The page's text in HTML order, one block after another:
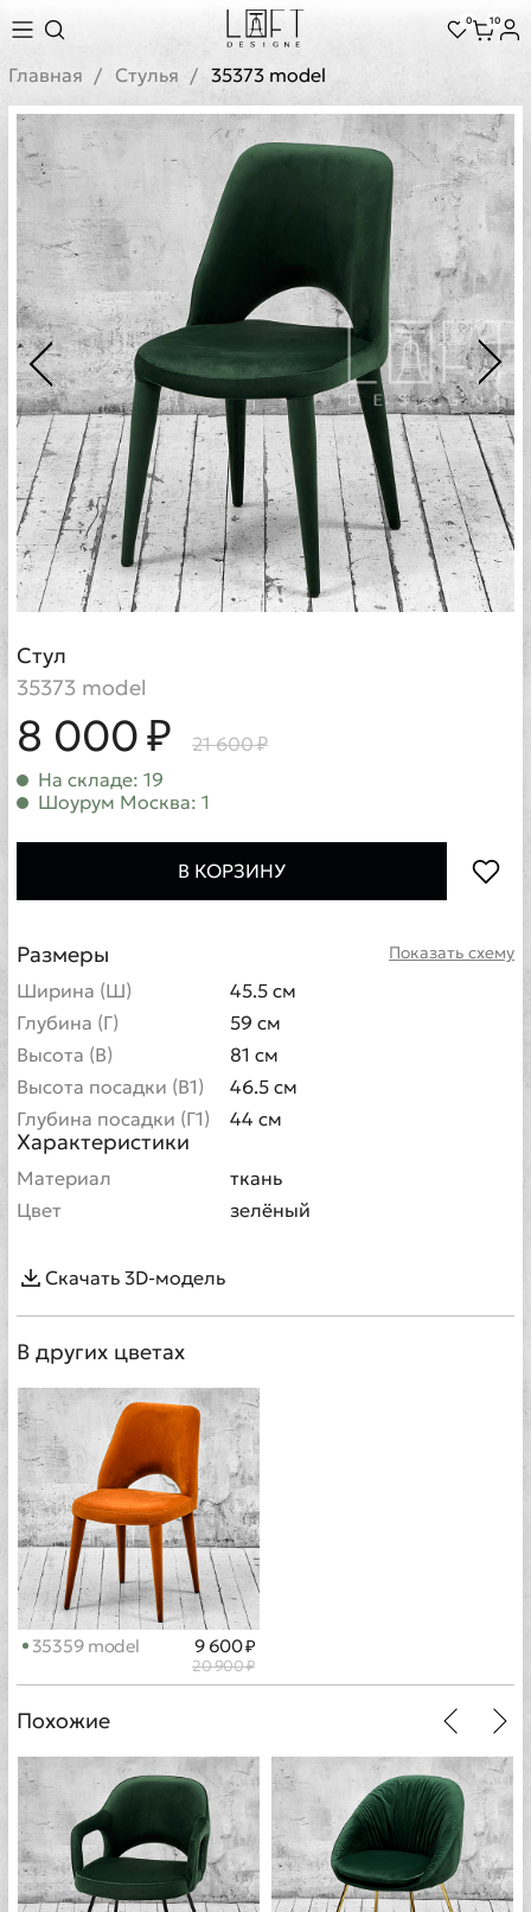
0 10
Главная Стулья 35373 model
Стул
35373 model
8 000 ₽
21 600 ₽
На складе: 19
Шоурум Москва: 1
В КОРЗИНУ
Показать схему
Размеры
Ширина (Ш)
45.5 см
Глубина (Г)
59 см
Высота (В)
81 см
Высота посадки (В1)
46.5 см
Глубина посадки (Г1)
44 см
Характеристики
Материал
ткань
Цвет
зелёный
Скачать 3D-модель
В других цветах
35359 model
20 900 ₽
9 600 ₽
Похожие